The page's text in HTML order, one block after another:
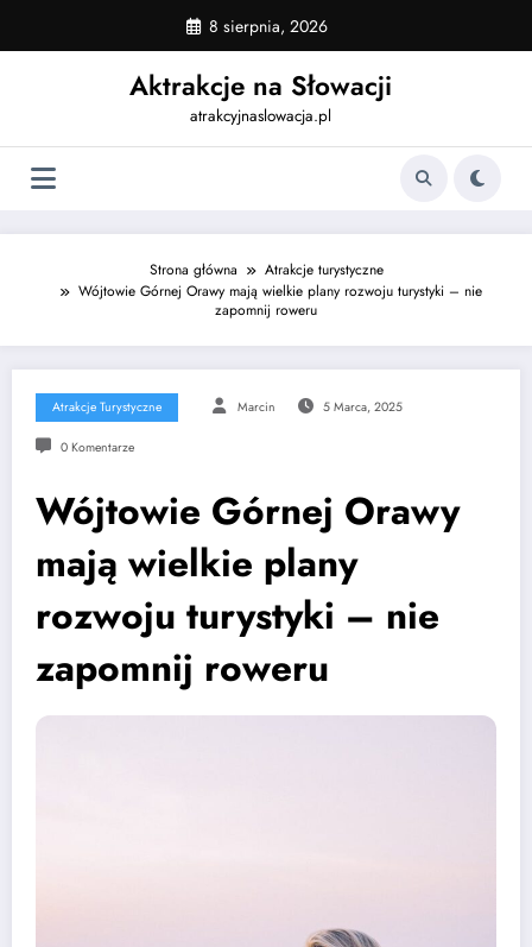
content
8 sierpnia, 2026
Aktrakcje na Słowacji
atrakcyjnaslowacja.pl
Strona główna
Atrakcje turystyczne
Wójtowie Górnej Orawy mają wielkie plany rozwoju turystyki – nie
zapomnij roweru
Atrakcje Turystyczne Marcin 5 Marca, 2025
0 Komentarze
Wójtowie Górnej Orawy
mają wielkie plany
rozwoju turystyki – nie
zapomnij roweru